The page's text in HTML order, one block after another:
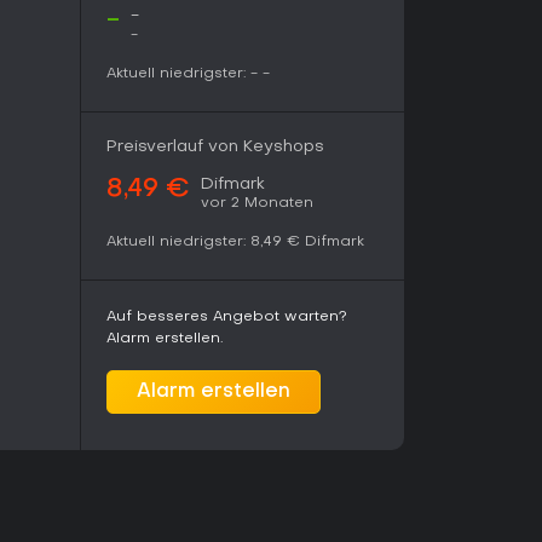
gelungene Fortsetzung - Neulinge sollten
- -
-
Aktuell niedrigster: - -
Preisverlauf von Keyshops
8,49 € Difmark
vor 2 Monaten
Aktuell niedrigster: 8,49 € Difmark
Auf besseres Angebot warten?
Alarm erstellen.
Alarm erstellen